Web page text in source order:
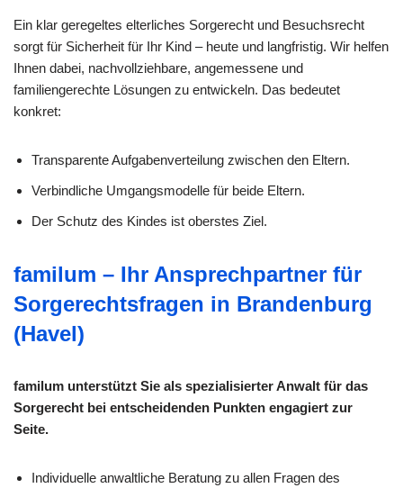
Ein klar geregeltes elterliches Sorgerecht und Besuchsrecht
sorgt für Sicherheit für Ihr Kind – heute und langfristig. Wir helfen
Ihnen dabei, nachvollziehbare, angemessene und
familiengerechte Lösungen zu entwickeln. Das bedeutet
konkret:
Transparente Aufgabenverteilung zwischen den Eltern.
Verbindliche Umgangsmodelle für beide Eltern.
Der Schutz des Kindes ist oberstes Ziel.
familum – Ihr Ansprechpartner für
Sorgerechtsfragen in Brandenburg
(Havel)
familum unterstützt Sie als spezialisierter Anwalt für das
Sorgerecht bei entscheidenden Punkten engagiert zur
Seite.
Individuelle anwaltliche Beratung zu allen Fragen des